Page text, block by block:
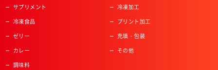
サプリメント
冷凍食品
ゼリー
カレー
調味料
冷凍加工
プリント加工
充填・包装
その他